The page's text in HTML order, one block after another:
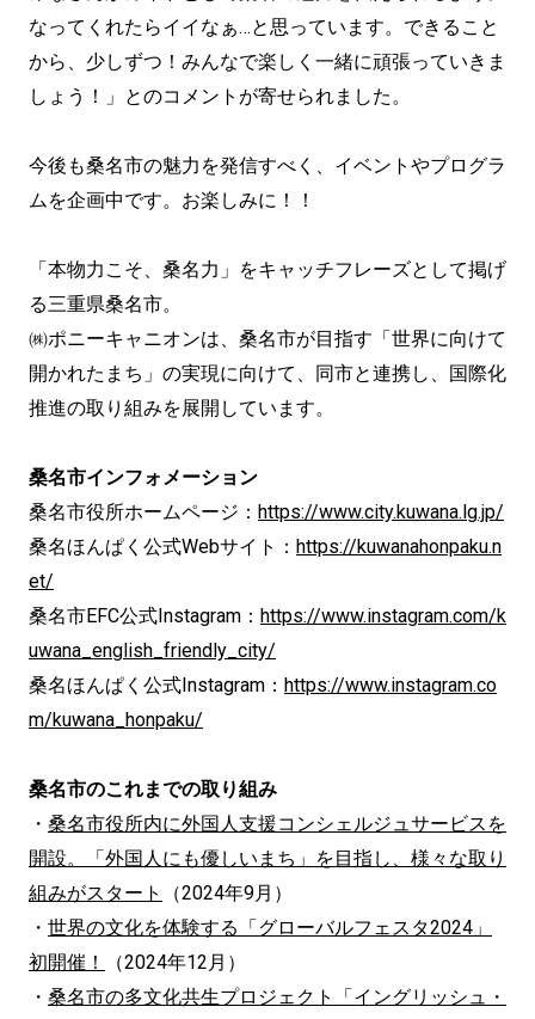
なってくれたらイイなぁ…と思っています。できること
から、少しずつ！みんなで楽しく一緒に頑張っていきま
しょう！」とのコメントが寄せられました。
今後も桑名市の魅力を発信すべく、イベントやプログラ
ムを企画中です。お楽しみに！！
「本物力こそ、桑名力」をキャッチフレーズとして掲げ
る三重県桑名市。
㈱ポニーキャニオンは、桑名市が目指す「世界に向けて
開かれたまち」の実現に向けて、同市と連携し、国際化
推進の取り組みを展開しています。
桑名市インフォメーション
桑名市役所ホームページ： https://www.city.kuwana.lg.jp/
桑名ほんぱく公式Webサイト： https://kuwanahonpaku.n
et/
桑名市EFC公式Instagram： https://www.instagram.com/k
uwana_english_friendly_city/
桑名ほんぱく公式Instagram： https://www.instagram.co
m/kuwana_honpaku/
桑名市のこれまでの取り組み
・ 桑名市役所内に外国人支援コンシェルジュサービスを
開設。「外国人にも優しいまち」を目指し、様々な取り
組みがスタート
（2024年9月）
・ 世界の文化を体験する「グローバルフェスタ2024」
初開催！
（2024年12月）
・ 桑名市の多文化共生プロジェクト「イングリッシュ・